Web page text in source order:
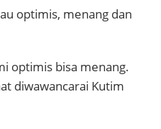
optimis, menang dan
optimis bisa menang.
diwawancarai Kutim